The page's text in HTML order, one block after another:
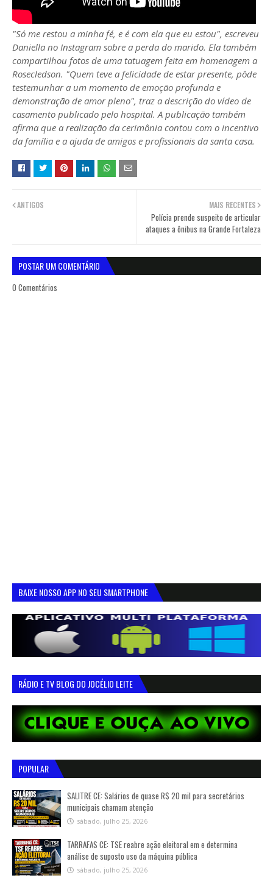
"Só me restou a minha fé, e é com ela que eu estou", escreveu
Daniella no Instagram sobre a perda do marido. Ela também
compartilhou fotos de uma tatuagem feita em homenagem a
Rosecledson. "Quem teve a felicidade de estar presente, pôde
testemunhar a um momento de emoção profunda e
demonstração de amor pleno", traz a descrição do vídeo de
casamento publicado pelo hospital. A publicação também
afirma que a realização da cerimônia contou com o incentivo
da família e a ajuda de amigos e profissionais da santa casa.
MAIS RECENTES
Polícia prende suspeito de articular
ataques a ônibus na Grande Fortaleza
ANTIGOS
POSTAR UM COMENTÁRIO
0 Comentários
BAIXE NOSSO APP NO SEU SMARTPHONE
RÁDIO E TV BLOG DO JOCÉLIO LEITE
POPULAR
SALITRE CE: Salários de quase R$ 20 mil para secretários
municipais chamam atenção
sábado, julho 25, 2026
TARRAFAS CE: TSE reabre ação eleitoral em e determina
análise de suposto uso da máquina pública
sábado, julho 25, 2026